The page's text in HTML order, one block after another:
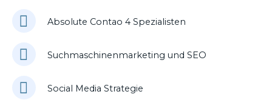
Absolute Contao 4 Spezialisten
Suchmaschinenmarketing und SEO
Social Media Strategie